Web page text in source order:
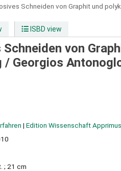
Schneiden von Graphit und
ISBD view
von
/ Georgios
| Edition Wissenschaft Apprimus
; 21 cm